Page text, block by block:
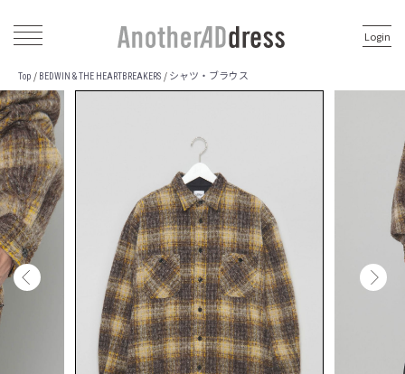
Login
Top / BEDWIN & THE HEARTBREAKERS / シャツ・ブラウス